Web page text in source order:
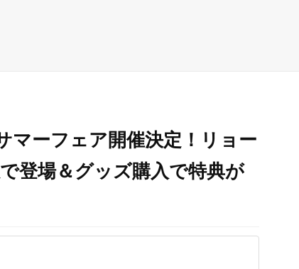
マーフェア開催決定！リョー
登場＆グッズ購入で特典が